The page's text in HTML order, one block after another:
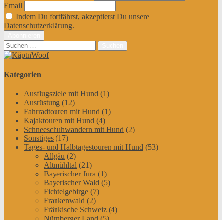
Email
Indem Du fortfährst, akzeptierst Du unsere
Datenschutzerklärung.
Suchen
nach:
Kategorien
Ausflugsziele mit Hund (1)
Ausrüstung (12)
Fahrradtouren mit Hund (1)
Kajaktouren mit Hund (4)
Schneeschuhwandern mit Hund (2)
Sonstiges (17)
Tages- und Halbtagestouren mit Hund (53)
Allgäu (2)
Altmühltal (21)
Bayerischer Jura (1)
Bayerischer Wald (5)
Fichtelgebirge (7)
Frankenwald (2)
Fränkische Schweiz (4)